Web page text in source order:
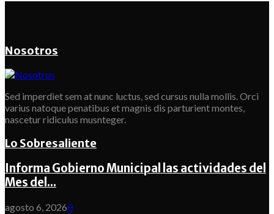
Nosotros
Sed imperdiet sem at nunc luctus, sed cursus nulla mollis. Orci
varius natoque penatibus et magnis dis parturient montes,
nascetur ridiculus musnteger.
Lo Sobresaliente
Informa Gobierno Municipal las actividades del
Mes del...
agosto 6, 20260